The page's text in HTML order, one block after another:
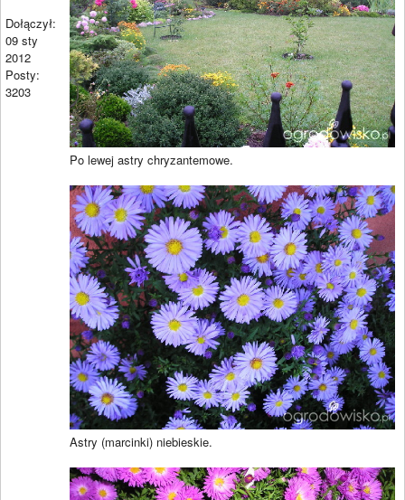
Dołączył:
09 sty
2012
Posty:
3203
Po lewej astry chryzantemowe.
Astry (marcinki) niebieskie.